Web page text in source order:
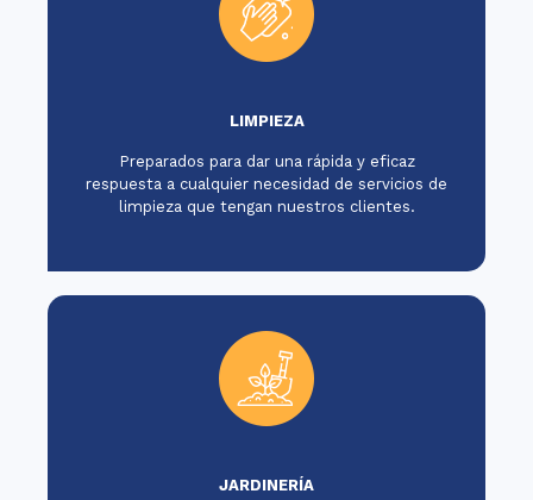
LIMPIEZA
Preparados para dar una rápida y eficaz
respuesta a cualquier necesidad de servicios de
limpieza que tengan nuestros clientes.
JARDINERÍA